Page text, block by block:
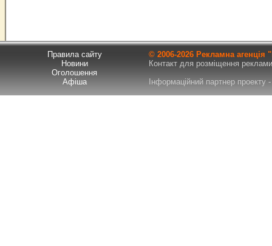
Правила сайту
Новини
Оголошення
Афіша
© 2006-2026 Рекламна
Контакт для розміщення
Інформаційний партнер проекту